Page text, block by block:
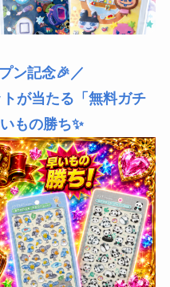
ン記念🎉／
が当たる「無料ガチ
もの勝ち✨